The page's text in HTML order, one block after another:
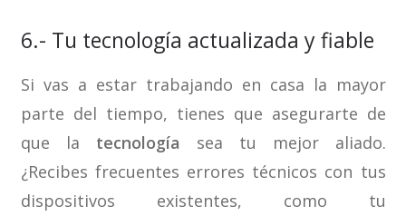
6.- Tu tecnología actualizada y fiable
Si vas a estar trabajando en casa la mayor
parte del tiempo, tienes que asegurarte de
que la tecnología sea tu mejor aliado.
¿Recibes frecuentes errores técnicos con tus
dispositivos existentes, como tu